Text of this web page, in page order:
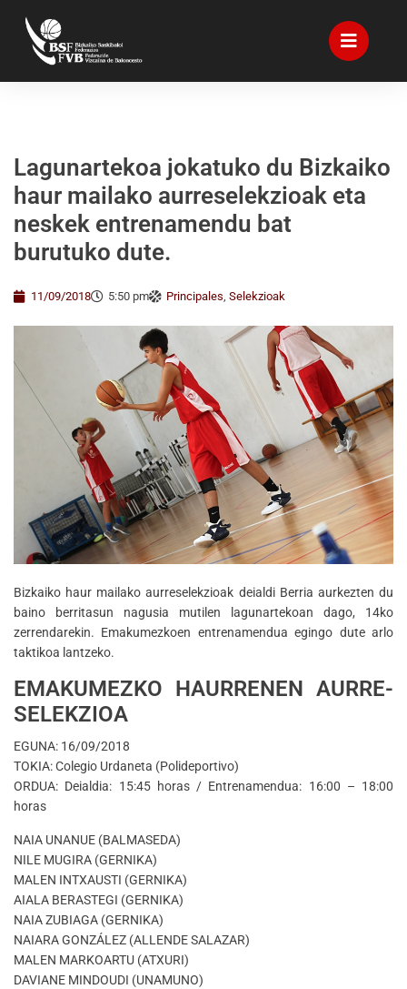
Lagunartekoa jokatuko du Bizkaiko
haur mailako aurreselekzioak eta
neskek entrenamendu bat
burutuko dute.
11/09/2018 5:50 pm Principales, Selekzioak
Bizkaiko haur mailako aurreselekzioak deialdi Berria aurkezten du
baino berritasun nagusia mutilen lagunartekoan dago, 14ko
zerrendarekin. Emakumezkoen entrenamendua egingo dute arlo
taktikoa lantzeko.
EMAKUMEZKO HAURRENEN AURRE-
SELEKZIOA
EGUNA: 16/09/2018
TOKIA: Colegio Urdaneta (Polideportivo)
ORDUA: Deialdia: 15:45 horas / Entrenamendua: 16:00 – 18:00
horas
NAIA UNANUE (BALMASEDA)
NILE MUGIRA (GERNIKA)
MALEN INTXAUSTI (GERNIKA)
AIALA BERASTEGI (GERNIKA)
NAIA ZUBIAGA (GERNIKA)
NAIARA GONZÁLEZ (ALLENDE SALAZAR)
MALEN MARKOARTU (ATXURI)
DAVIANE MINDOUDI (UNAMUNO)